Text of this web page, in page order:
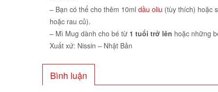
– Bạn có thể cho thêm 10ml dầu oliu (tùy thích) hoặc
hoặc rau củ).
– Mì Mug dành cho bé từ 1 tuổi trở lên hoặc những
Xuất xứ: Nissin – Nhật Bản
Bình luận